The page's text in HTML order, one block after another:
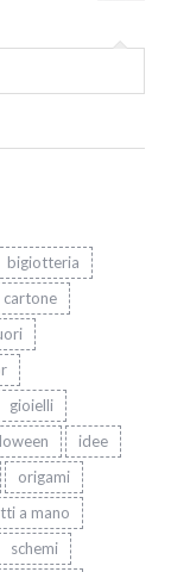
bigiotteria
cartone
gioielli
idee
origami
a mano
schemi